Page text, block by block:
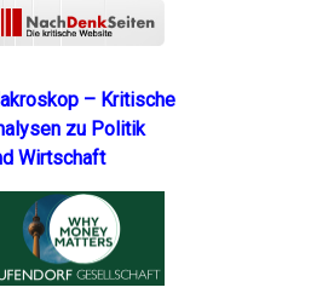
– Kritische
zu Politik
Wirtschaft